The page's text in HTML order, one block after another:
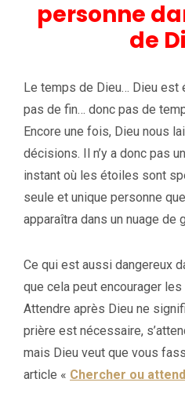
personne
de
Le temps de Dieu… Dieu est
pas de fin… donc pas de
Encore une fois, Dieu nous
décisions. Il n’y a donc pas
instant où les étoiles sont
seule et unique personne
apparaîtra dans un nuage de
Ce qui est aussi dangereux
que cela peut encourager
Attendre après Dieu ne
prière est nécessaire,
mais Dieu veut que vous
article « Chercher ou